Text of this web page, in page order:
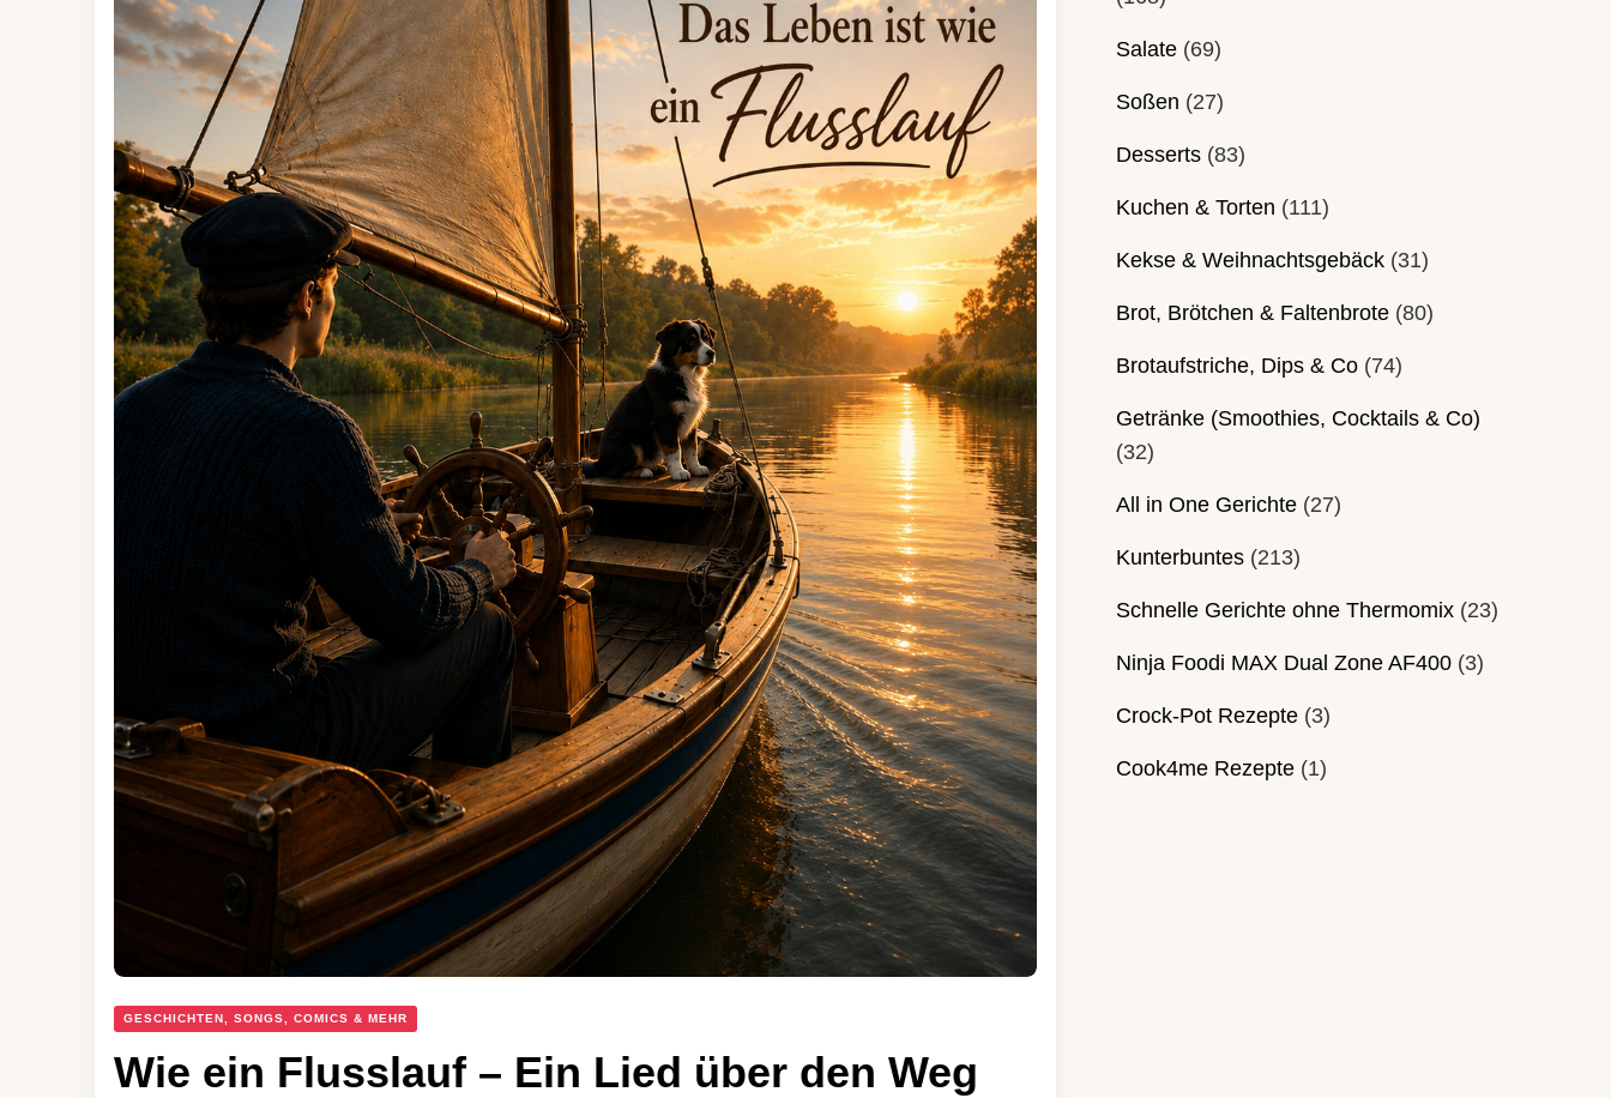
GESCHICHTEN, SONGS, COMICS & MEHR
Wie ein Flusslauf – Ein Lied über den Weg
Salate(69)
Soßen (27)
Desserts(83)
Kuchen & Torten (111)
Kekse & Weihnachtsgebäck(31)
Brot, Brötchen & Faltenbrote(80)
Brotaufstriche, Dips & Co(74)
Getränke (Smoothies, Cocktails & Co)
(32)
All in One Gerichte(27)
Kunterbuntes(213)
Schnelle Gerichte ohne Thermomix(23)
Ninja Foodi MAX Dual Zone AF400(3)
Crock-Pot Rezepte(3)
Cook4me Rezepte(1)